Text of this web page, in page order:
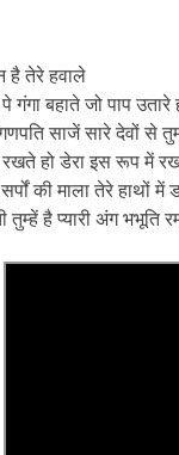
है तेरे हवाले
बहाते जो पाप उतारे
साजें सारे देवों से
हो डेरा इस रूप में
की माला तेरे हाथों
है प्यारी अंग भभूति